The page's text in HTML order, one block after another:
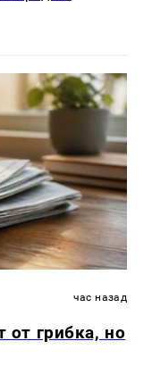
час назад
от грибка, но